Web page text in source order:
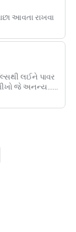
આવતા રાખવા
લઈને પાવર
જે અનન્ય......